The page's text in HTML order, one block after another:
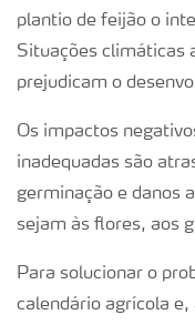
plantio de feijão o
Situações climáticas
prejudicam o
Os impactos
inadequadas são
germinação e danos
sejam às flores, aos
Para solucionar o
calendário agrícola